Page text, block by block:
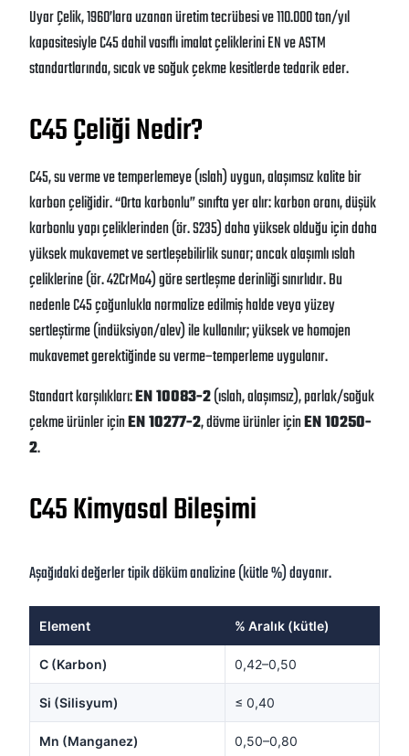
Uyar Çelik, 1960’lara uzanan üretim tecrübesi ve 110.000 ton/yıl
kapasitesiyle C45 dahil vasıflı imalat çeliklerini EN ve ASTM
standartlarında, sıcak ve soğuk çekme kesitlerde tedarik eder.
C45 Çeliği Nedir?
C45, su verme ve temperlemeye (ıslah) uygun, alaşımsız kalite bir
karbon çeliğidir. “Orta karbonlu” sınıfta yer alır: karbon oranı, düşük
karbonlu yapı çeliklerinden (ör. S235) daha yüksek olduğu için daha
yüksek mukavemet ve sertleşebilirlik sunar; ancak alaşımlı ıslah
çeliklerine (ör. 42CrMo4) göre sertleşme derinliği sınırlıdır. Bu
nedenle C45 çoğunlukla normalize edilmiş halde veya yüzey
sertleştirme (indüksiyon/alev) ile kullanılır; yüksek ve homojen
mukavemet gerektiğinde su verme–temperleme uygulanır.
Standart karşılıkları:EN 10083-2(ıslah, alaşımsız), parlak/soğuk
çekme ürünler içinEN 10277-2, dövme ürünler içinEN 10250-
2.
C45 Kimyasal Bileşimi
Aşağıdaki değerler tipik döküm analizine (kütle %) dayanır.
Element % Aralık (kütle)
C (Karbon) 0,42–0,50
Si (Silisyum) ≤ 0,40
Mn (Manganez) 0,50–0,80